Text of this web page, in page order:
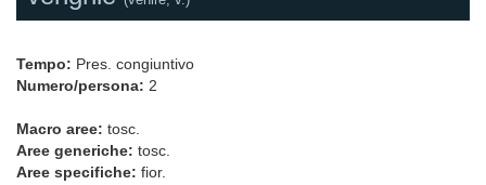
Tempo: Pres. congiuntivo
Numero/persona: 2
Macro aree: tosc.
Aree generiche: tosc.
Aree specifiche: fior.